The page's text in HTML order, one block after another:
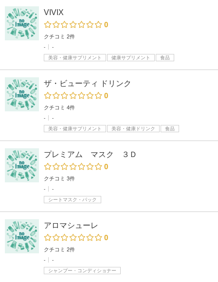
VIVIX
0
クチコミ 2件
-
-
美容・健康サプリメント
健康サプリメント 食品
ザ・ビューティ ドリンク
0
クチコミ 4件
-
-
美容・健康サプリメント
美容・健康ドリンク 食品
プレミアム マスク ３Ｄ
0
クチコミ 3件
-
-
シートマスク・パック
アロマシューレ
0
クチコミ 2件
-
-
シャンプー・コンディショナー